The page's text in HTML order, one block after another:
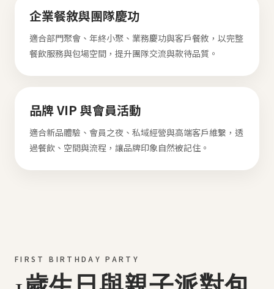
企業餐敘與團隊慶功
適合部門聚會、年終小聚、業務慶功與客戶餐敘，以完整
餐飲服務與包場空間，提升團隊交流與款待品質。
品牌 VIP 與會員活動
適合新品體驗、會員之夜、私域經營與高端客戶維繫，透
過餐飲、空間與流程，讓品牌印象自然被記住。
FIRST BIRTHDAY PARTY